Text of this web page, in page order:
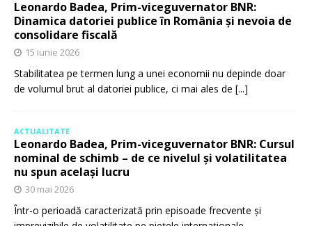
Leonardo Badea, Prim-viceguvernator BNR:
Dinamica datoriei publice în România și nevoia de
consolidare fiscală
15 iunie 2026
Stabilitatea pe termen lung a unei economii nu depinde doar
de volumul brut al datoriei publice, ci mai ales de [...]
ACTUALITATE
Leonardo Badea, Prim-viceguvernator BNR: Cursul
nominal de schimb – de ce nivelul și volatilitatea
nu spun același lucru
30 mai 2026
Într-o perioadă caracterizată prin episoade frecvente și